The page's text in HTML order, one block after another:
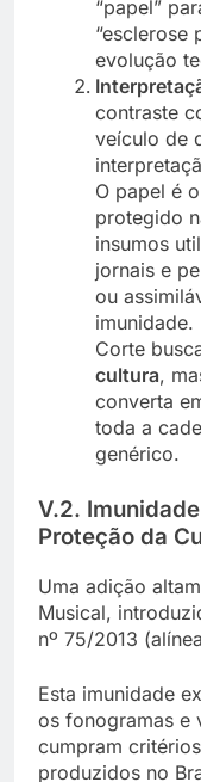
“papel”
“esclerose
evolução
contraste
veículo de
O papel é
protegido
insumos
jornais e
ou
imunidade.
Corte
cultura,
converta
toda a
genérico.
V.2.
Proteção da
Uma adição
Musical,
nº 75/2013
Esta imunidade
os fonogramas e
cumpram
produzidos no